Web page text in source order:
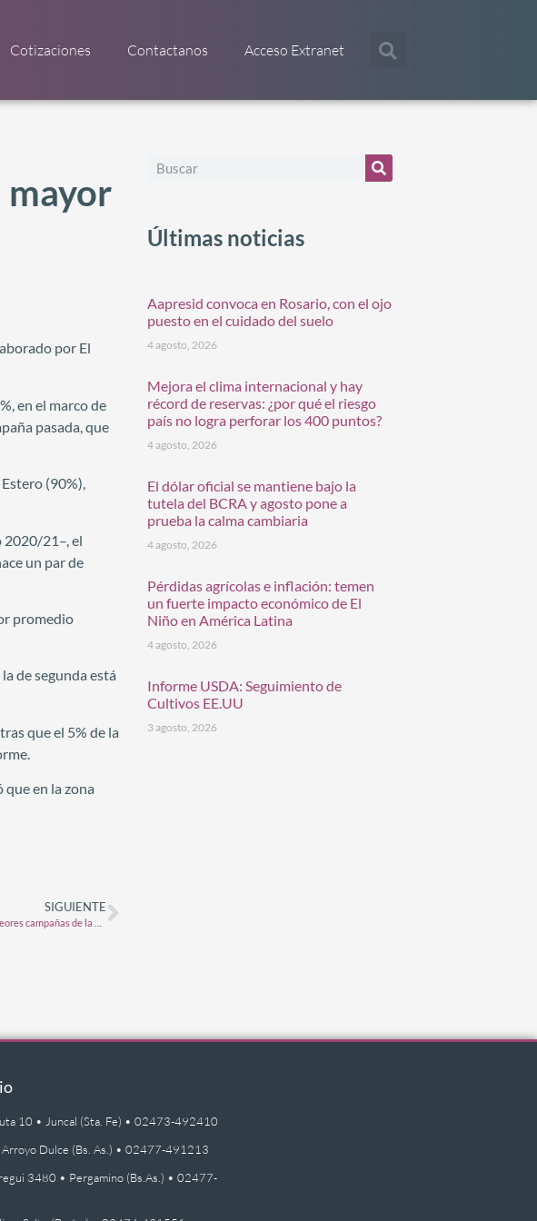
Cotizaciones Contactanos Acceso Extranet
mayor
por El
en el marco de
pasada, que
(90%),
2020/21–, el
un par de
promedio
de segunda está
que el 5% de la
en la zona
SIGUIENTE
Últimas noticias
Aapresid convoca en Rosario, con el ojo
puesto en el cuidado del suelo
4 agosto, 2026
Mejora el clima internacional y hay
récord de reservas: ¿por qué el riesgo
país no logra perforar los 400 puntos?
4 agosto, 2026
El dólar oficial se mantiene bajo la
tutela del BCRA y agosto pone a
prueba la calma cambiaria
4 agosto, 2026
Pérdidas agrícolas e inflación: temen
un fuerte impacto económico de El
Niño en América Latina
4 agosto, 2026
Informe USDA: Seguimiento de
Cultivos EE.UU
3 agosto, 2026
10 • Juncal (Sta. Fe) • 02473-492410
Arroyo Dulce (Bs. As.) • 02477-491213
3480 • Pergamino (Bs.As.) • 02477-